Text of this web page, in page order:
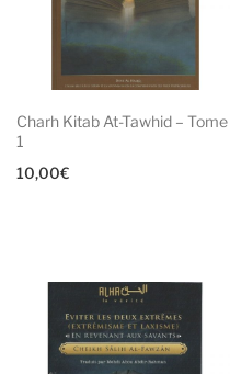
Charh Kitab At-Tawhid – Tome
1
10,00€